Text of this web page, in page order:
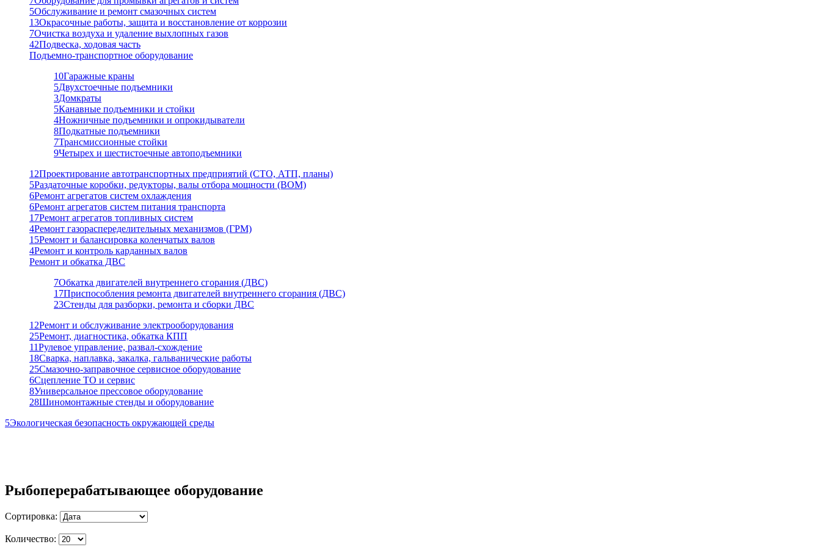
5Обслуживание и ремонт смазочных систем
13Окрасочные работы, защита и восстановление от коррозии
7Очистка воздуха и удаление выхлопных газов
42Подвеска, ходовая часть
Подъемно-транспортное оборудование
10Гаражные краны
5Двухстоечные подъемники
3Домкраты
5Канавные подъемники и стойки
4Ножничные подъемники и опрокидыватели
8Подкатные подъемники
7Трансмиссионные стойки
9Четырех и шестистоечные автоподъемники
12Проектирование автотранспортных предприятий (СТО, АТП, планы)
5Раздаточные коробки, редукторы, валы отбора мощности (ВОМ)
6Ремонт агрегатов систем охлаждения
6Ремонт агрегатов систем питания транспорта
17Ремонт агрегатов топливных систем
4Ремонт газораспеределительных механизмов (ГРМ)
15Ремонт и балансировка коленчатых валов
4Ремонт и контроль карданных валов
Ремонт и обкатка ДВС
7Обкатка двигателей внутреннего сгорания (ДВС)
17Приспособления ремонта двигателей внутреннего сгорания (ДВС)
23Стенды для разборки, ремонта и сборки ДВС
12Ремонт и обслуживание электрооборудования
25Ремонт, диагностика, обкатка КПП
11Рулевое управление, развал-схождение
18Сварка, наплавка, закалка, гальванические работы
25Смазочно-заправочное сервисное оборудование
6Сцепление ТО и сервис
8Универсальное прессовое оборудование
28Шиномонтажные стенды и оборудование
5Экологическая безопасность окружающей среды
Рыбоперерабатывающее оборудование
Сортировка:
Количество: